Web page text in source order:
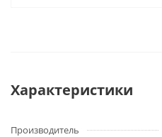
Характеристики
Производитель